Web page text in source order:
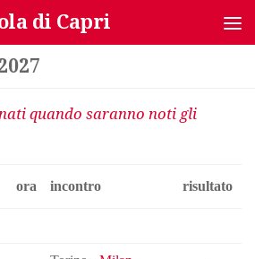
di Capri
quando saranno noti gli